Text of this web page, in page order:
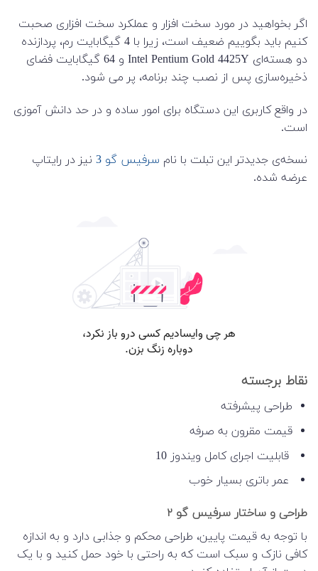
اگر بخواهید در مورد سخت افزار و عملکرد سخت افزاری صحبت
کنیم باید بگوییم ضعیف است، زیرا با 4 گیگابایت رم، پردازنده
دو هسته‌ای Intel Pentium Gold 4425Y و 64 گیگابایت فضای
ذخیره‌سازی پس از نصب چند برنامه، پر می شود.
در واقع کاربری این دستگاه برای امور ساده و در حد دانش آموزی
است.
نسخه‌ی جدیدتر این تبلت با نام سرفیس گو 3
نیز در رایتاپ
عرضه شده.
نقاط برجسته
طراحی پیشرفته
قیمت مقرون به صرفه
قابلیت اجرای کامل ویندوز 10
عمر باتری بسیار خوب
طراحی و ساختار سرفیس گو ۲
با توجه به قیمت پایین، طراحی محکم و جذابی دارد و به اندازه
کافی نازک و سبک است که به راحتی با خود حمل کنید و با یک